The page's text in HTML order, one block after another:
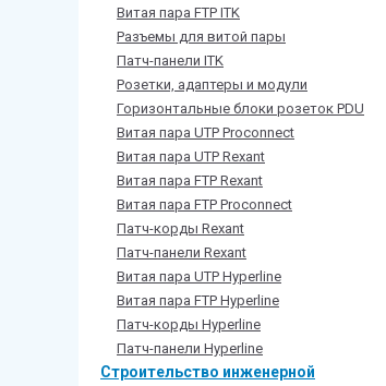
Витая пара FTP ITK
Разъемы для витой пары
Патч-панели ITK
Розетки, адаптеры и модули
Горизонтальные блоки розеток PDU
Витая пара UTP Proconnect
Витая пара UTP Rexant
Витая пара FTP Rexant
Витая пара FTP Proconnect
Патч-корды Rexant
Патч-панели Rexant
Витая пара UTP Hyperline
Витая пара FTP Hyperline
Патч-корды Hyperline
Патч-панели Hyperline
Строительство инженерной